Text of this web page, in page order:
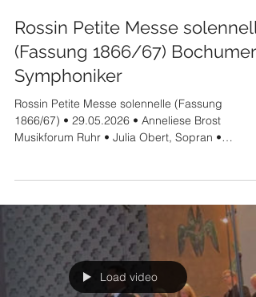
Rossin Petite Messe
(Fassung 1866/67) Bochumer
Symphoniker
Rossin Petite Messe solennelle (Fassung
1866/67) • 29.05.2026 • Anneliese Brost
Musikforum Ruhr • Julia Obert, Sopran •
Symphoniker • Mateo Peñaloza Cecconi,
Load video